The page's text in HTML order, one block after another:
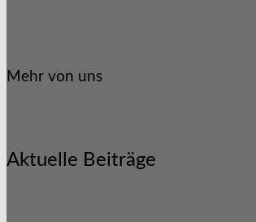
Mehr von uns
Aktuelle Beiträge